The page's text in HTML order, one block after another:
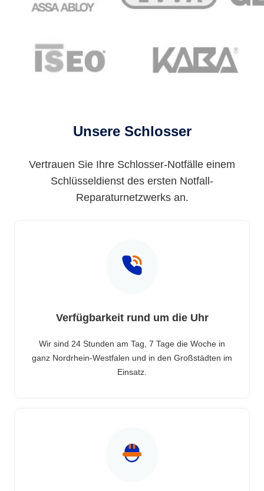
Unsere Schlosser
Vertrauen Sie Ihre Schlosser-Notfälle einem
Schlüsseldienst des ersten Notfall-
Reparaturnetzwerks an.
Verfügbarkeit rund um die Uhr
Wir sind 24 Stunden am Tag, 7 Tage die Woche in
ganz Nordrhein-Westfalen und in den Großstädten im
Einsatz.